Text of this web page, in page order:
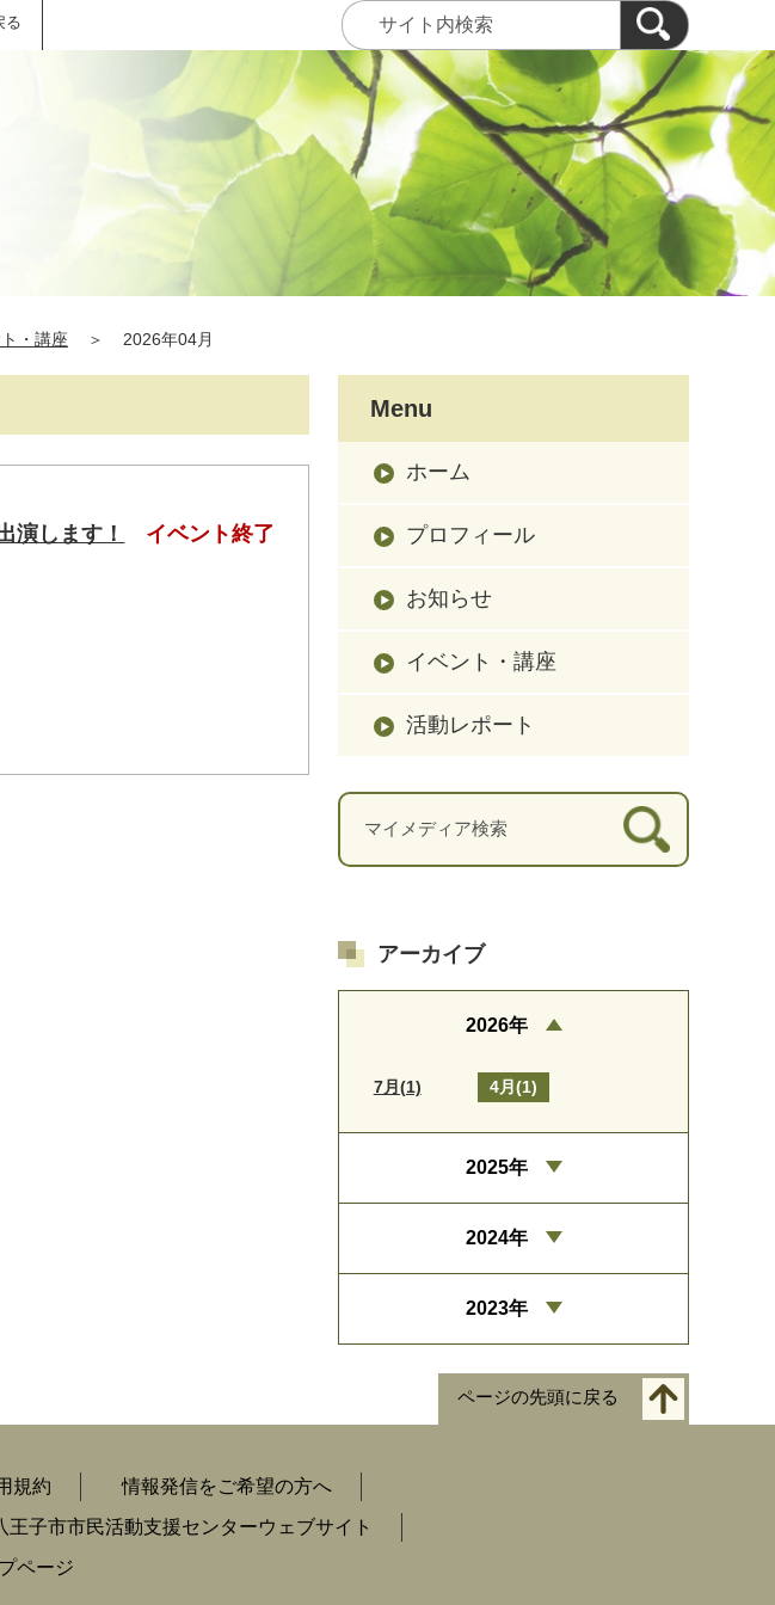
る
・講座 ＞ 2026年04月
演します！ イベント終了
Menu
ホーム
プロフィール
お知らせ
イベント・講座
活動レポート
アーカイブ
2026年
7月(1) 4月(1)
2025年
2024年
2023年
ページの先頭に戻る
規約
情報発信をご希望の方へ
王子市市民活動支援センターウェブサイト
ページ